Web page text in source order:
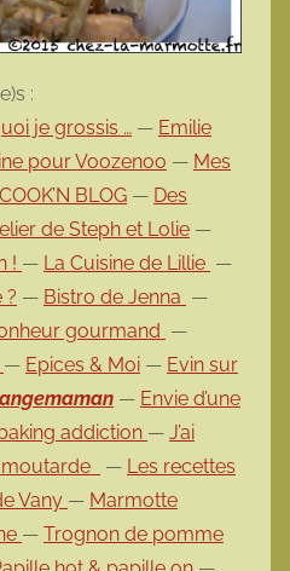
:
je grossis … — Emilie
pour Voozenoo — Mes
COOK’N BLOG — Des
de Steph et Lolie —
! — La Cuisine de Lillie —
? — Bistro de Jenna —
gourmand —
— Epices & Moi — Evin sur
— Envie d’une
addiction — J’ai
— Les recettes
Vany — Marmotte
— Trognon de pomme